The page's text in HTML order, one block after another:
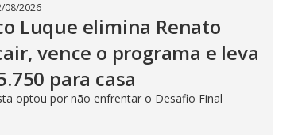
08/2026
Luque elimina Renato
vence o programa e leva
para casa
optou por não enfrentar o Desafio Final